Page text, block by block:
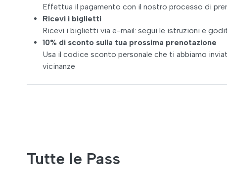
Effettua il pagamento con il nostro processo di
Ricevi i biglietti
Ricevi i biglietti via e-mail: segui le istruzioni e
10% di sconto sulla tua prossima prenotazione
Usa il codice sconto personale che ti abbiamo
vicinanze
Tutte le Pass